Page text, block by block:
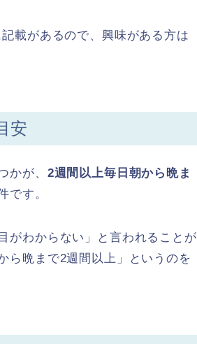
記載があるので、興味がある方は
安
かが、 2週間以上毎日朝から晩ま
です。
がわからない」と言われることが
ら晩まで2週間以上」というのを